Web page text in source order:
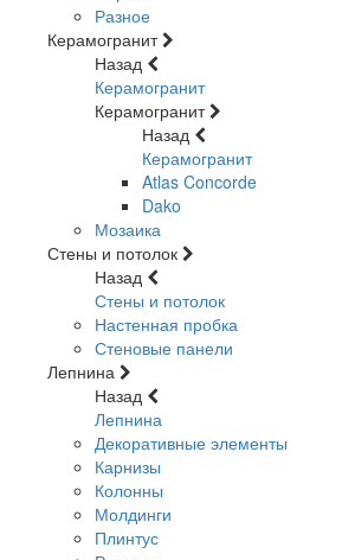
Разное
Керамогранит
Назад
Керамогранит
Керамогранит
Назад
Керамогранит
Atlas Concorde
Dako
Мозаика
Стены и потолок
Назад
Стены и потолок
Настенная пробка
Стеновые панели
Лепнина
Назад
Лепнина
Декоративные элементы
Карнизы
Колонны
Молдинги
Плинтус